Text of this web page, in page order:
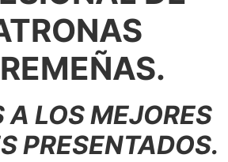
A LOS MEJORES
PRESENTADOS.